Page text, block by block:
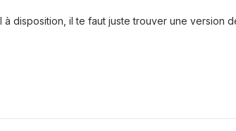
à disposition, il te faut juste trouver une version